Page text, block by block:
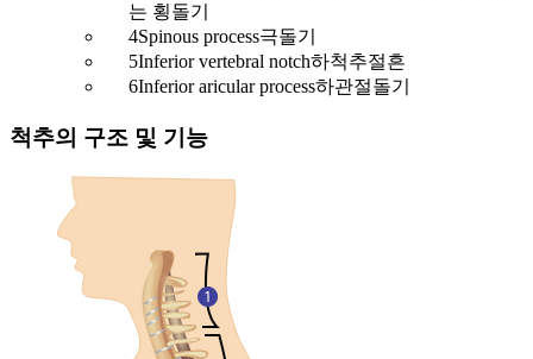
는 횡돌기
4Spinous process극돌기
5Inferior vertebral notch하척추절흔
6Inferior aricular process하관절돌기
척추의 구조 및 기능